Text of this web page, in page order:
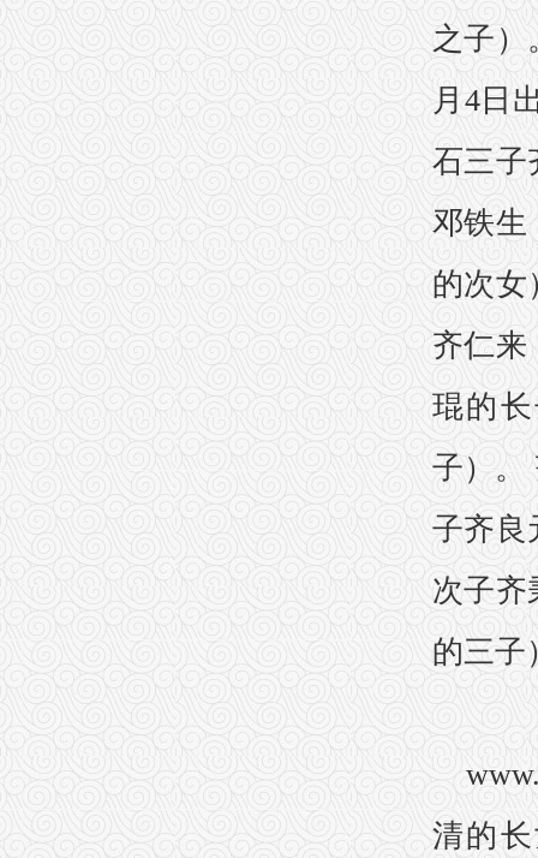
之子）
月4日
石三子
邓铁生
的次女
齐仁来
琨的
子）。
子齐良
次子齐
的三
清的